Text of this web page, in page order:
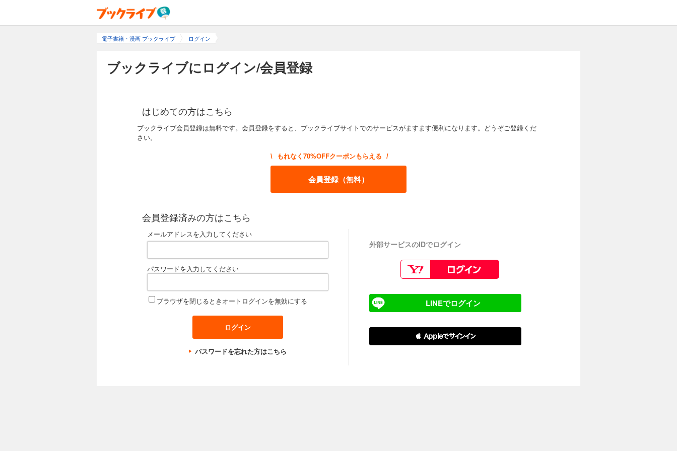
電子書籍・漫画 ブックライブ ログイン
ブックライブにログイン/会員登録
はじめての方はこちら
ブックライブ会員登録は無料です。会員登録をすると、ブックライブサイトでのサービスがますます便利になります。どうぞご登録くだ
さい。
\ もれなく70%OFFクーポンもらえる /
会員登録（無料）
会員登録済みの方はこちら
メールアドレスを入力してください
パスワードを入力してください
ブラウザを閉じるときオートログインを無効にする
パスワードを忘れた方はこちら
外部サービスのIDでログイン
LINEでログイン
 Appleでサインイン